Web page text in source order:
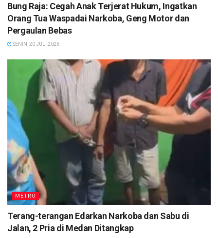
Bung Raja: Cegah Anak Terjerat Hukum, Ingatkan
Orang Tua Waspadai Narkoba, Geng Motor dan
Pergaulan Bebas
SENIN, 20 JULI 2026
METRO
Terang-terangan Edarkan Narkoba dan Sabu di
Jalan, 2 Pria di Medan Ditangkap